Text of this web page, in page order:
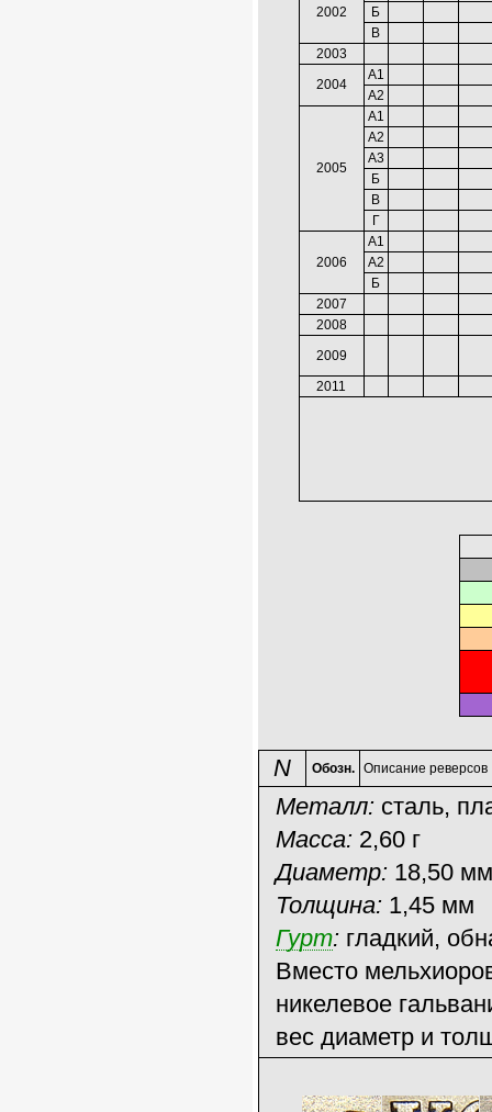
2002
Б
В
2003
2004
А1
А2
2005
А1
А2
А3
Б
В
Г
2006
А1
А2
Б
2007
2008
2009
2011
N Обозн. Описание реверсов
Металл: сталь,
Масса: 2,60 г
Диаметр: 18,50 мм
Толщина: 1,45 мм
Гурт: гладкий,
Вместо
никелевое
вес диаметр и